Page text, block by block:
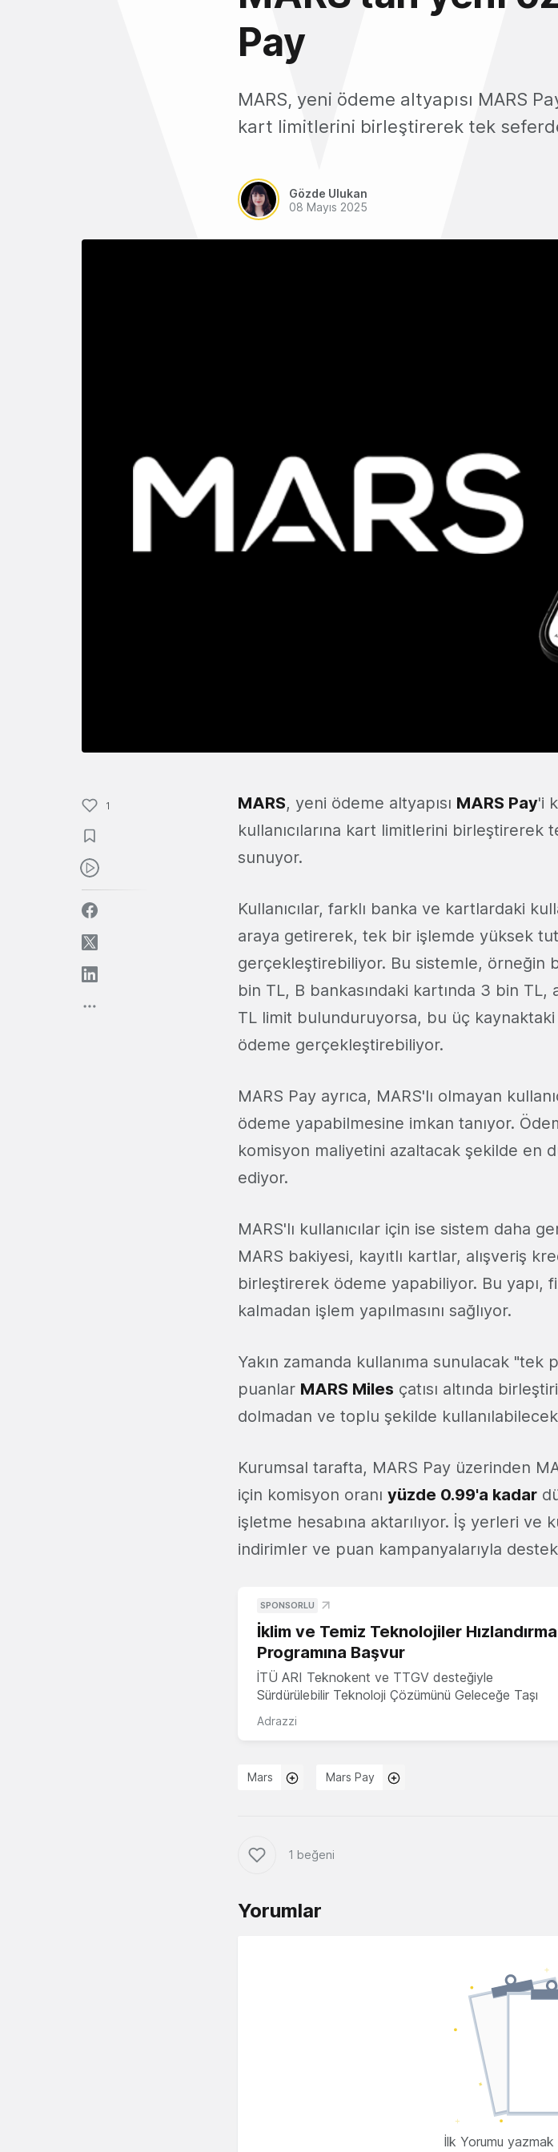
Pay
MARS, yeni ödeme altyapısı MARS
kart limitlerini birleştirerek tek
Gözde Ulukan
08 Mayıs 2025
1 MARS, yeni ödeme altyapısı MARS Pay'i
kullanıcılarına kart limitlerini birleştirerek
sunuyor.
Kullanıcılar, farklı banka ve kartlardaki
araya getirerek, tek bir işlemde yüksek
gerçekleştirebiliyor. Bu sistemle, örneğin
bin TL, B bankasındaki kartında 3 bin TL,
TL limit bulunduruyorsa, bu üç
ödeme gerçekleştirebiliyor.
MARS Pay ayrıca, MARS'lı olmayan
ödeme yapabilmesine imkan tanıyor.
komisyon maliyetini azaltacak şekilde en
ediyor.
MARS'lı kullanıcılar için ise sistem daha
MARS bakiyesi, kayıtlı kartlar, alışveriş
birleştirerek ödeme yapabiliyor. Bu yapı,
kalmadan işlem yapılmasını sağlıyor.
Yakın zamanda kullanıma sunulacak "tek
puanlar MARS Miles çatısı altında
dolmadan ve toplu şekilde
Kurumsal tarafta, MARS Pay üzerinden
için komisyon oranı yüzde 0.99'a kadar
işletme hesabına aktarılıyor. İş yerleri ve
indirimler ve puan kampanyalarıyla
SPONSORLU
İklim ve Temiz Teknolojiler Hızlandırma
Programına Başvur
İTÜ ARI Teknokent ve TTGV desteğiyle
Sürdürülebilir Teknoloji Çözümünü Geleceğe Taşı
Adrazzi
Mars Mars Pay
1 beğeni
Yorumlar
İlk Yorumu yazmak